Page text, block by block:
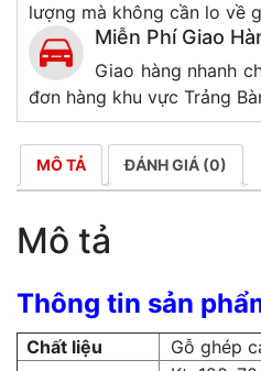
lượng mà không cần lo về
Miễn Phí Giao
Giao hàng nhanh
đơn hàng khu vực Trảng
MÔ TẢ ĐÁNH GIÁ (0)
Mô tả
Thông tin sản
Chất liệu
Gỗ ghép